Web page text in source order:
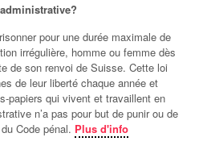
pour une durée maximale de
irrégulière, homme ou femme dès
de son renvoi de Suisse. Cette loi
de leur liberté chaque année et
papiers qui vivent et travaillent en
n’a pas pour but de punir ou de
Code pénal. Plus d'info